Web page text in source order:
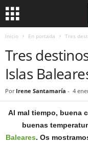
Inicio En portada Tres
Tres
Islas
Por Irene Santamaría - 4
Al mal tiempo, buena
buenas
Baleares. Os